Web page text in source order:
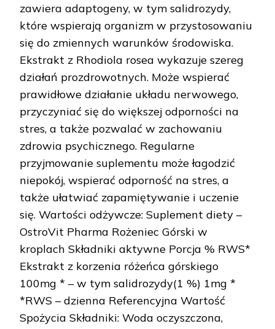
zawiera adaptogeny, w tym salidrozydy,
które wspierają organizm w przystosowaniu
się do zmiennych warunków środowiska.
Ekstrakt z Rhodiola rosea wykazuje szereg
działań prozdrowotnych. Może wspierać
prawidłowe działanie układu nerwowego,
przyczyniać się do większej odporności na
stres, a także pozwalać w zachowaniu
zdrowia psychicznego. Regularne
przyjmowanie suplementu może łagodzić
niepokój, wspierać odporność na stres, a
także ułatwiać zapamiętywanie i uczenie
się. Wartości odżywcze: Suplement diety –
OstroVit Pharma Rożeniec Górski w
kroplach Składniki aktywne Porcja % RWS*
Ekstrakt z korzenia różeńca górskiego
100mg * – w tym salidrozydy(1 %) 1mg *
*RWS – dzienna Referencyjna Wartość
Spożycia Składniki: Woda oczyszczona,